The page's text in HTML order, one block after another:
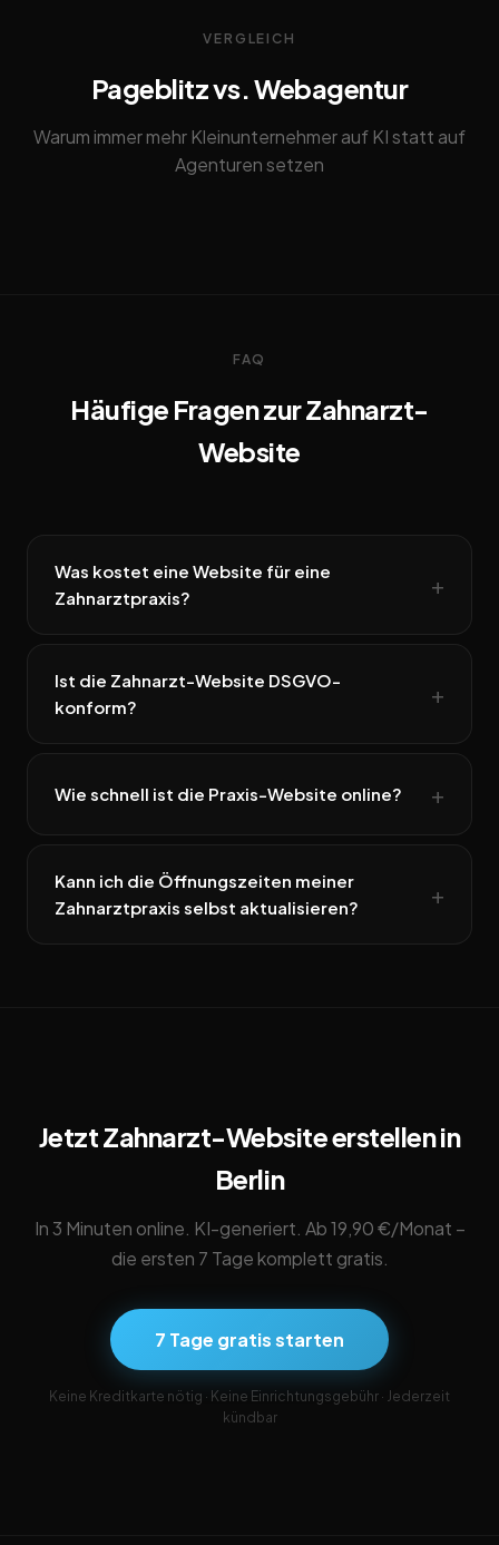
VERGLEICH
Pageblitz vs. Webagentur
Warum immer mehr Kleinunternehmer auf KI statt auf
Agenturen setzen
FAQ
Häufige Fragen zur Zahnarzt-
Website
Was kostet eine Website für eine
Zahnarztpraxis?
Ist die Zahnarzt-Website DSGVO-
konform?
Wie schnell ist die Praxis-Website online?
Kann ich die Öffnungszeiten meiner
Zahnarztpraxis selbst aktualisieren?
Jetzt Zahnarzt-Website erstellen in
Berlin
In 3 Minuten online. KI-generiert. Ab 19,90 €/Monat –
die ersten 7 Tage komplett gratis.
7 Tage gratis starten
Keine Kreditkarte nötig · Keine Einrichtungsgebühr · Jederzeit
kündbar